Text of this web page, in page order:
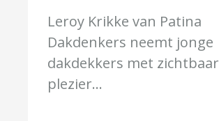
Leroy Krikke van Patina
Dakdenkers neemt jonge
dakdekkers met zichtbaar
plezier...